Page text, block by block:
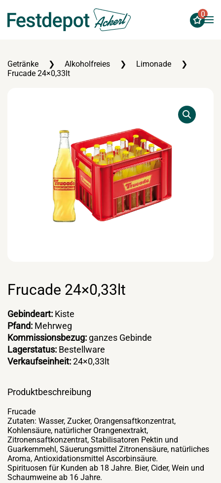
Zum Hauptinhalt springen
0
Getränke Alkoholfreies
Limonade
Frucade 24×0,33lt
Frucade 24×0,33lt
Gebindeart: Kiste
Pfand: Mehrweg
Kommissionsbezug: ganzes Gebinde
Lagerstatus: Bestellware
Verkaufseinheit:24×0,33lt
Produktbeschreibung
Frucade
Zutaten: Wasser, Zucker, Orangensaftkonzentrat,
Kohlensäure, natürlicher Orangenextrakt,
Zitronensaftkonzentrat, Stabilisatoren Pektin und
Guarkernmehl, Säuerungsmittel Zitronensäure, natürliches
Aroma, Antioxidationsmittel Ascorbinsäure.
Spirituosen für Kunden ab 18 Jahre. Bier, Cider, Wein und
Schaumweine ab 16 Jahre.